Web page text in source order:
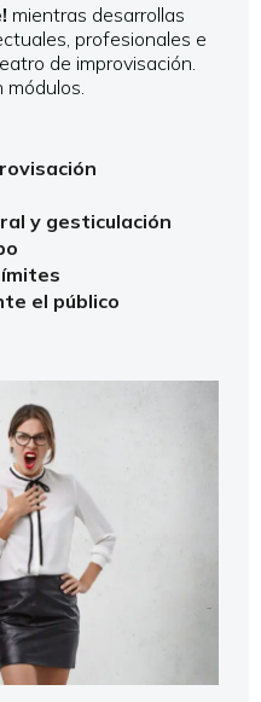
mientras desarrollas
profesionales e
de improvisación.
y gesticulación
el público